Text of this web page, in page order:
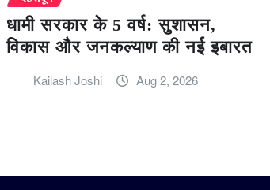
धामी सरकार के 5 वर्ष: सुशासन,
विकास और जनकल्याण की नई इबारत
Kailash Joshi Aug 2, 2026